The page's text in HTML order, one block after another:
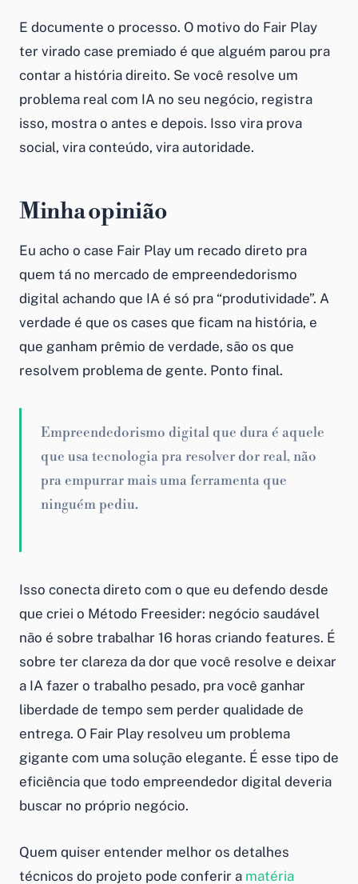
E documente o processo. O motivo do Fair Play
ter virado case premiado é que alguém parou pra
contar a história direito. Se você resolve um
problema real com IA no seu negócio, registra
isso, mostra o antes e depois. Isso vira prova
social, vira conteúdo, vira autoridade.
Minha opinião
Eu acho o case Fair Play um recado direto pra
quem tá no mercado de empreendedorismo
digital achando que IA é só pra “produtividade”. A
verdade é que os cases que ficam na história, e
que ganham prêmio de verdade, são os que
resolvem problema de gente. Ponto final.
Empreendedorismo digital que dura é aquele
que usa tecnologia pra resolver dor real, não
pra empurrar mais uma ferramenta que
ninguém pediu.
Isso conecta direto com o que eu defendo desde
que criei o Método Freesider: negócio saudável
não é sobre trabalhar 16 horas criando features. É
sobre ter clareza da dor que você resolve e deixar
a IA fazer o trabalho pesado, pra você ganhar
liberdade de tempo sem perder qualidade de
entrega. O Fair Play resolveu um problema
gigante com uma solução elegante. É esse tipo de
eficiência que todo empreendedor digital deveria
buscar no próprio negócio.
Quem quiser entender melhor os detalhes
técnicos do projeto pode conferir a matéria